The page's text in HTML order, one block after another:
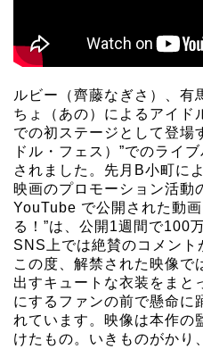
ルビー（齊藤なぎさ）、有
ちょ（あの）によるアイド
での初ステージとして登場
ドル・フェス）”でのライ
されました。 先月B小町に
映画のプロモーション活動
YouTube で公開された動
る！”は、公開1週間で100
SNS上では絶賛のコメント
この度、解禁された映像で
出すキュートな衣装をまと
にするファンの前で懸命に
れています。映像は本作の
けたもの。いきものがかり